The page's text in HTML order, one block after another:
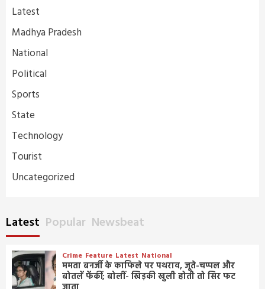
Latest
Madhya Pradesh
National
Political
Sports
State
Technology
Tourist
Uncategorized
Latest Popular Newsbeat
Crime Feature Latest National
ममता बनर्जी के काफिले पर पथराव, जूते-चप्पल और
बोतलें फेंकीं; बोलीं- खिड़की खुली होती तो सिर फट